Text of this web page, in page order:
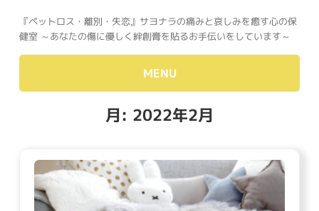
『ペットロス・離別・失恋』サヨナラの痛みと哀しみを癒す心の保
健室 ～あなたの傷に優しく絆創膏を貼るお手伝いをしています～
MENU
月: 2022年2月